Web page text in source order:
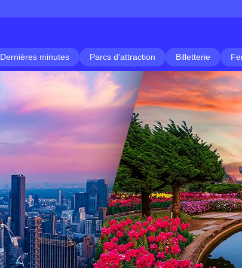
Dernières minutes Parcs d'attraction Billetterie